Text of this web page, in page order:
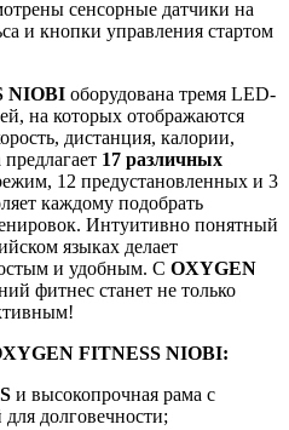
сенсорные датчики на
и кнопки управления стартом
NIOBI оборудована тремя LED-
на которых отображаются
дистанция, калории,
17 различных
12 предустановленных и 3
каждому подобрать
Интуитивно понятный
языках делает
и удобным. С OXYGEN
фитнес станет не только
FITNESS NIOBI:
и высокопрочная рама с
долговечности;